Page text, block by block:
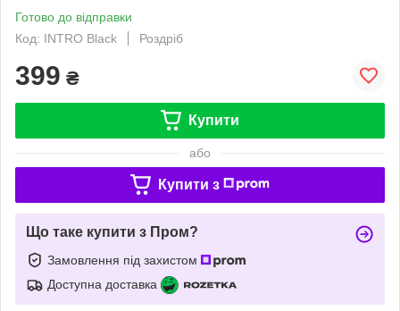
Готово до відправки
Код: INTRO Black
Роздріб
399 ₴
Купити
або
Купити з
Що таке купити з Пром?
Замовлення під захистом
Доступна доставка